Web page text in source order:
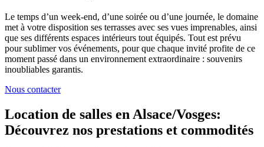
Le temps d’un week-end, d’une soirée ou d’une journée, le domaine
met à votre disposition ses terrasses avec ses vues imprenables, ainsi
que ses différents espaces intérieurs tout équipés. Tout est prévu
pour sublimer vos événements, pour que chaque invité profite de ce
moment passé dans un environnement extraordinaire : souvenirs
inoubliables garantis.
Nous contacter
Location de salles en Alsace/Vosges:
Découvrez nos prestations et commodités